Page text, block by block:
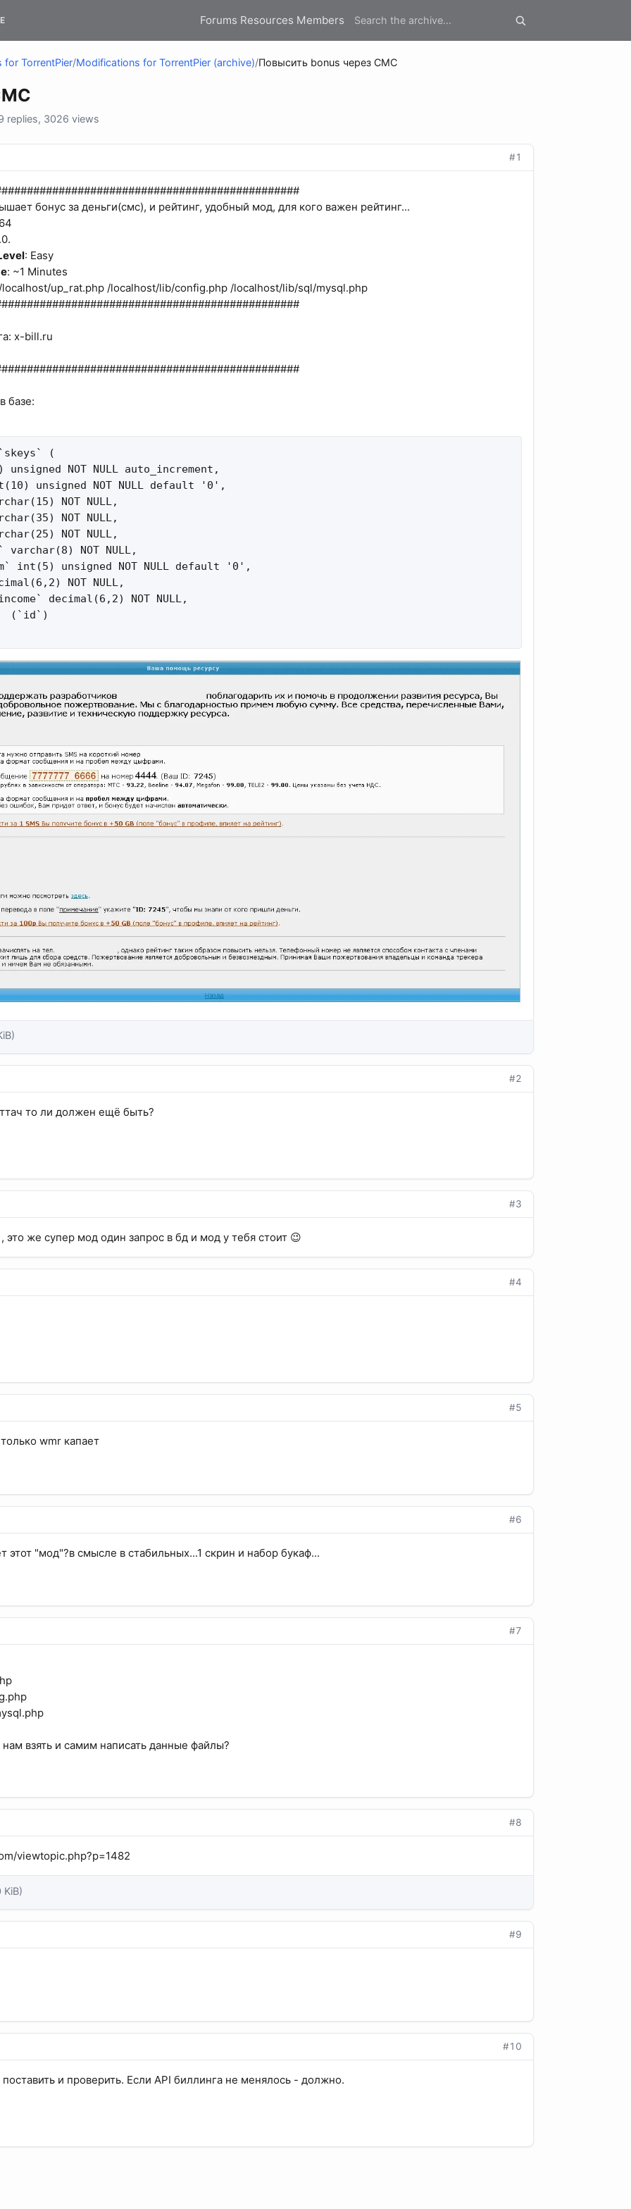
Forums Resources Members
for TorrentPier/Modifications for TorrentPier (archive)/Повысить bonus через СМС
replies, 3026 views
#1
бонус за деньги(смс), и рейтинг, удобный мод, для кого важен рейтинг...
: Easy
: ~1 Minutes
localhost/up_rat.php /localhost/lib/config.php /localhost/lib/sql/mysql.php
x-bill.ru
базе:
`skeys` (
unsigned NOT NULL auto_increment,
unsigned NOT NULL default '0',
NOT NULL,
NOT NULL,
NOT NULL,
varchar(8) NOT NULL,
int(5) unsigned NOT NULL default '0',
NOT NULL,
decimal(6,2) NOT NULL,
(`id`)
#2
то ли должен ещё быть?
#3
это же супер мод один запрос в бд и мод у тебя стоит 😉
#4
#5
wmr капает
#6
этот "мод"?в смысле в стабильных...1 скрин и набор букаф...
#7
взять и самим написать данные файлы?
#8
viewtopic.php?p=1482
KiB)
#9
#10
и проверить. Если API биллинга не менялось - должно.